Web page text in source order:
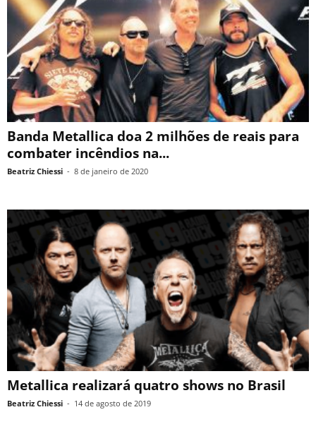
Banda Metallica doa 2 milhões de reais para
combater incêndios na...
Beatriz Chiessi - 8 de janeiro de 2020
Metallica realizará quatro shows no Brasil
Beatriz Chiessi - 14 de agosto de 2019